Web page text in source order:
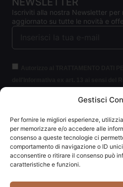
Gestisci
Per fornire le migliori esperienze,
per memorizzare e/o accedere alle
consenso a queste tecnologie ci
comportamento di navigazione o ID
acconsentire o ritirare il consenso può
caratteristiche e funzioni.
Iscriviti alla nostra Newsletter per
aggiornato su tutte le novità e
protezione delle persone fisiche con
personali (per brevità GDPR 2016/679).
informazioni.
ISCRIVITI ALLA